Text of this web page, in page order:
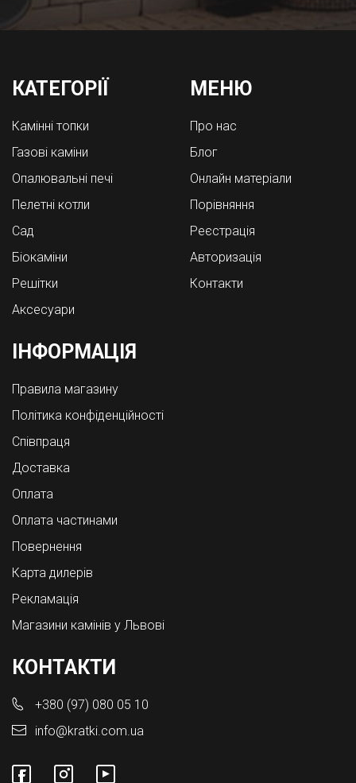
КАТЕГОРІЇ
Камінні топки
Газові каміни
Опалювальні печі
Пелетні котли
Cад
Біокаміни
Решітки
Аксесуари
МЕНЮ
Про нас
Блог
Онлайн матеріали
Порівняння
Реєстрація
Авторизація
Контакти
ІНФОРМАЦІЯ
Правила магазину
Політика конфіденційності
Співпраця
Доставка
Оплата
Оплата частинами
Повернення
Карта дилерів
Рекламація
Магазини камінів у Львові
КОНТАКТИ
+380 (97) 080 05 10
info@kratki.com.ua